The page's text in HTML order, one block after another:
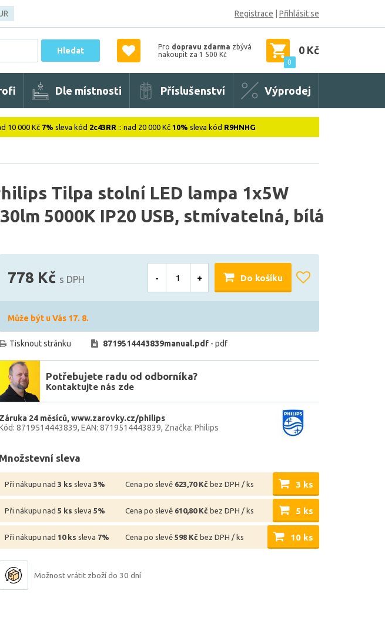
Registrace Přihlásit se
Hledat Pro dopravu zdarma zbývá
nakoupit za 1 500 Kč
0
0 Kč
Dle místnosti Příslušenství Výprodej
10 000 Kč 7% sleva kód 2c43RR :: nad 20 000 Kč 10% sleva kód R9HNHG
Tilpa stolní LED lampa 1x5W
5000K IP20 USB, stmívatelná, bílá
778 Kč s DPH - + Do košíku
Může být u Vás 17. 8.
Tisknout stránku 8719514443839manual.pdf - pdf
Potřebujete radu od odborníka?
Kontaktujte nás zde
Záruka 24 měsíců www.zarovky.cz/philips
8719514443839 EAN: 8719514443839 Značka: Philips
Množstevní sleva
Při nákupu nad 3 ks sleva 3% Cena po slevě 623,70 Kč bez DPH / ks 3 ks
Při nákupu nad 5 ks sleva 5% Cena po slevě 610,80 Kč bez DPH / ks 5 ks
Při nákupu nad 10 ks sleva 7% Cena po slevě 598 Kč bez DPH / ks 10 ks
Možnost vrátit zboží do 30 dní